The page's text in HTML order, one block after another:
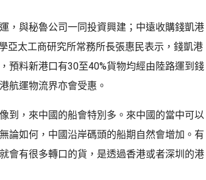
，與秘魯公司一同投資興建；中遠收購錢凱港
亞太工商研究所常務所長張惠民表示，錢凱港
預料新港口有30至40%貨物均經由陸路運到錢
航運物流界亦會受惠。
到，來中國的船會特別多。來中國的當中可以
論如何，中國沿岸碼頭的船期自然會增加。有
會有很多轉口的貨，是透過香港或者深圳的港